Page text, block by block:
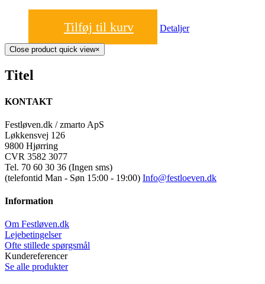
Tilføj til kurv Detaljer
Close product quick view×
Titel
KONTAKT
Festløven.dk / zmarto ApS
Løkkensvej 126
9800 Hjørring
CVR 3582 3077
Tel. 70 60 30 36 (Ingen sms)
(telefontid Man - Søn 15:00 - 19:00) Info@festloeven.dk
Information
Om Festløven.dk
Lejebetingelser
Ofte stillede spørgsmål
Kundereferencer
Se alle produkter